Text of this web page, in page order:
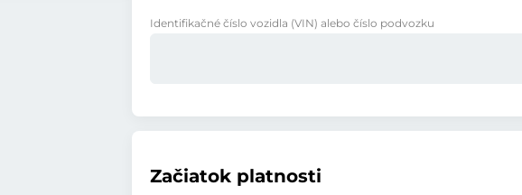
Identifikačné číslo vozidla (VIN) alebo číslo podvozku
Začiatok platnosti